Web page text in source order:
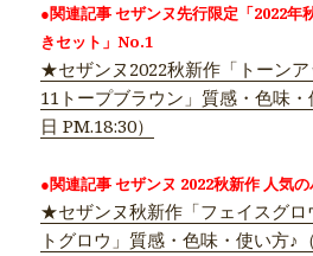
●関連記事 セザンヌ先行限定「2022年
きセット」No.1
★セザンヌ2022秋新作「トーン
11トープブラウン」質感・色味
日 PM.18:30）
●関連記事 セザンヌ 2022秋新作 人気
★セザンヌ秋新作「フェイスグロ
トグロウ」質感・色味・使い方♪